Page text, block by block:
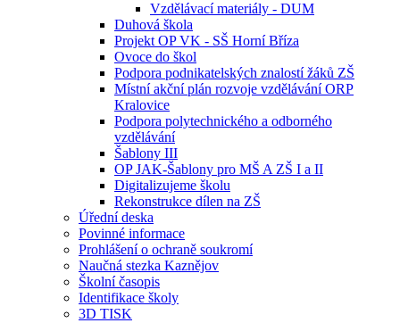
Vzdělávací materiály - DUM
Duhová škola
Projekt OP VK - SŠ Horní Bříza
Ovoce do škol
Podpora podnikatelských znalostí žáků ZŠ
Místní akční plán rozvoje vzdělávání ORP
Kralovice
Podpora polytechnického a odborného
vzdělávání
Šablony III
OP JAK-Šablony pro MŠ A ZŠ I a II
Digitalizujeme školu
Rekonstrukce dílen na ZŠ
Úřední deska
Povinné informace
Prohlášení o ochraně soukromí
Naučná stezka Kaznějov
Školní časopis
Identifikace školy
3D TISK